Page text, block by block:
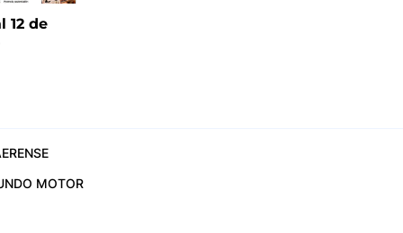
12 de
MOTOR